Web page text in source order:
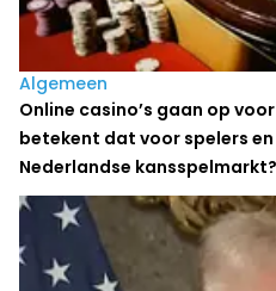
Algemeen
Online casino’s gaan op
betekent dat voor spelers
Nederlandse kansspelmarkt?